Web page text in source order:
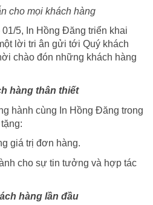
cho mọi khách hàng
5, In Hồng Đăng triển khai
lời tri ân gửi tới Quý khách
chào đón những khách hàng
hàng thân thiết
hành cùng In Hồng Đăng trong
giá trị đơn hàng.
cho sự tin tưởng và hợp tác
hàng lần đầu